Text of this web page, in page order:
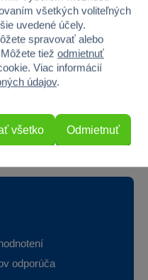
LEGO®
37.8
55.5
2959
odporúča
všetkých voliteľných
uvedené účely.
spravovať alebo
Môžete tiež odmietnuť
Viac informácií
údajov.
Odmietnuť
všetko